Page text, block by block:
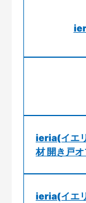
ieria(イエ
材 開き戸
ieria(イエ